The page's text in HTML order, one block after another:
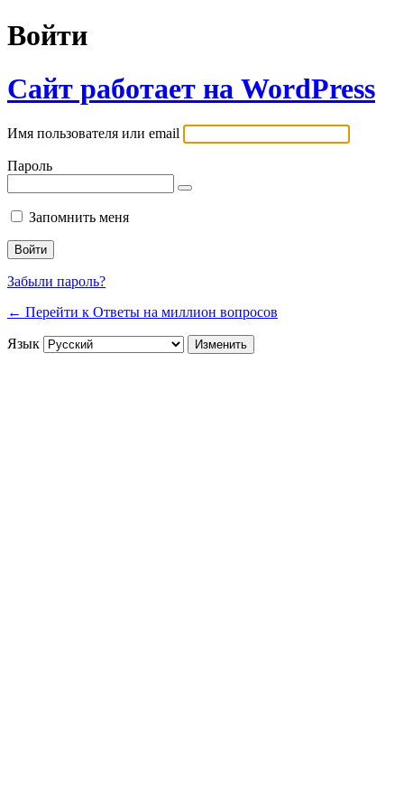
Войти
Сайт работает на WordPress
Имя пользователя или email
Пароль
Запомнить меня
Забыли пароль?
← Перейти к Ответы на миллион вопросов
Язык